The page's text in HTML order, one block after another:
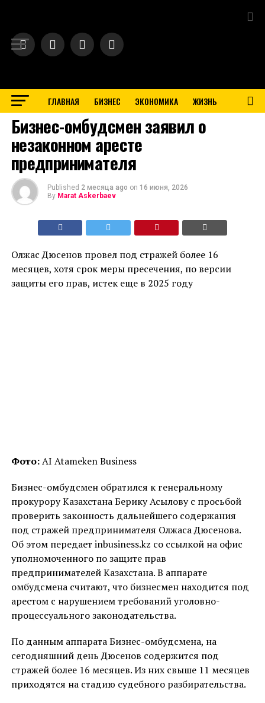
ГЛАВНАЯ БИЗНЕС ЭКОНОМИКА ЖИЗНЬ
BUSINESS
Бизнес-омбудсмен заявил о
незаконном аресте
предпринимателя
Published 2 месяца ago on 16 июня, 2026
By Marat Askerbaev
Олжас Дюсенов провел под стражей более 16
месяцев, хотя срок меры пресечения, по версии
защиты его прав, истек еще в 2025 году
Фото:AI Atameken Business
Бизнес-омбудсмен обратился к генеральному
прокурору Казахстана Берику Асылову с просьбой
проверить законность дальнейшего содержания
под стражей предпринимателя Олжаса Дюсенова.
Об этом передает inbusiness.kz со ссылкой на офис
уполномоченного по защите прав
предпринимателей Казахстана. В аппарате
омбудсмена считают, что бизнесмен находится под
арестом с нарушением требований уголовно-
процессуального законодательства.
По данным аппарата Бизнес-омбудсмена, на
сегодняшний день Дюсенов содержится под
стражей более 16 месяцев. Из них свыше 11 месяцев
приходятся на стадию судебного разбирательства.